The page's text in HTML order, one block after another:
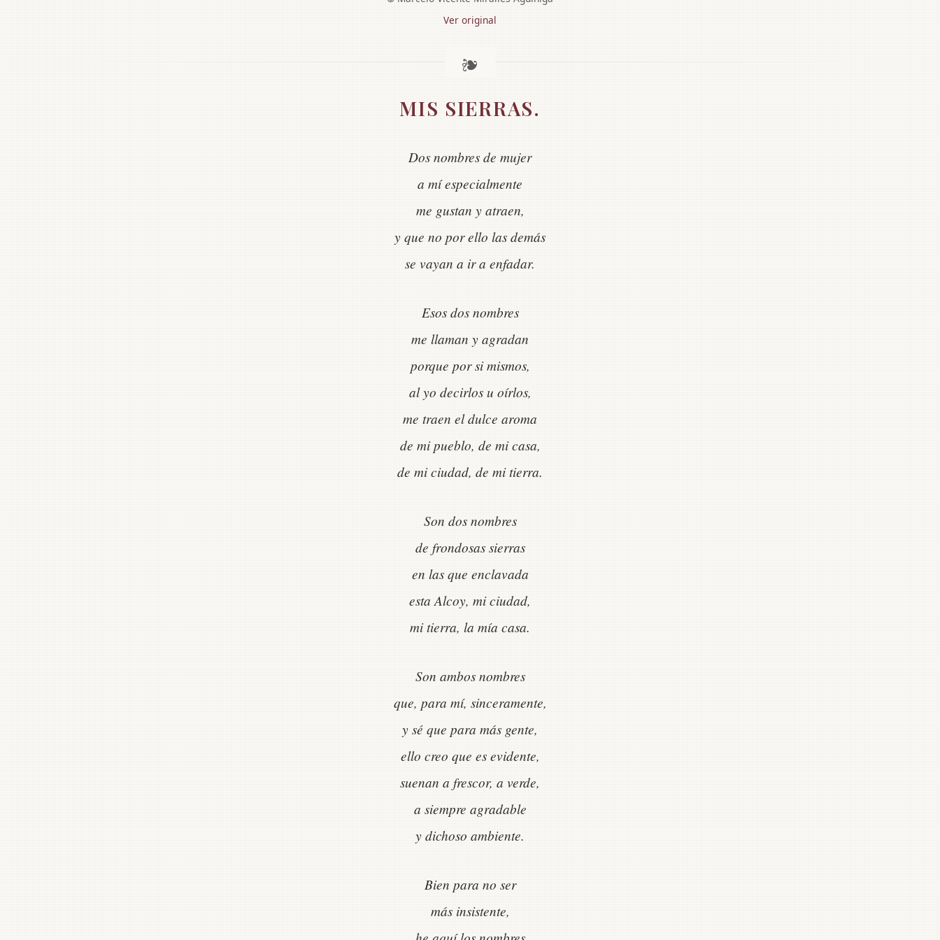
Ver original
MIS SIERRAS.
Dos nombres de mujer
a mí especialmente
me gustan y atraen,
y que no por ello las demás
se vayan a ir a enfadar.
Esos dos nombres
me llaman y agradan
porque por si mismos,
al yo decirlos u oírlos,
me traen el dulce aroma
de mi pueblo, de mi casa,
de mi ciudad, de mi tierra.
Son dos nombres
de frondosas sierras
en las que enclavada
esta Alcoy, mi ciudad,
mi tierra, la mía casa.
Son ambos nombres
que, para mí, sinceramente,
y sé que para más gente,
ello creo que es evidente,
suenan a frescor, a verde,
a siempre agradable
y dichoso ambiente.
Bien para no ser
más insistente,